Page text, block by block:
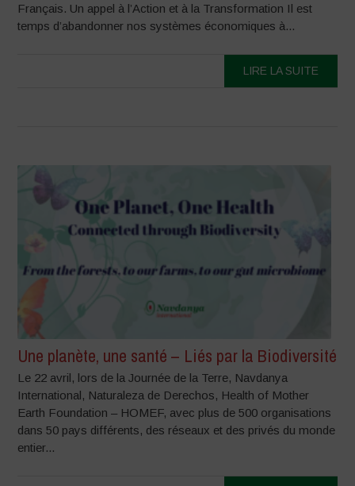
Français. Un appel à l’Action et à la Transformation Il est
temps d’abandonner nos systèmes économiques à...
LIRE LA SUITE
Une planète, une santé – Liés par la Biodiversité
Le 22 avril, lors de la Journée de la Terre, Navdanya
International, Naturaleza de Derechos, Health of Mother
Earth Foundation – HOMEF, avec plus de 500 organisations
dans 50 pays différents, des réseaux et des privés du monde
entier...